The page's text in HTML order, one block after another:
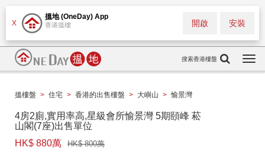
X
搵地 (OneDay) App
香港搵樓 安裝
開啟
搜索香港樓盤
搵樓盤 > 住宅 > 香港的出售樓盤 > 大嶼山 > 愉景灣
4房2廁,實用率高,星級會所愉景灣 5期頤峰 菘
山閣(7座)出售單位
HK$ 880萬
HK$ 800萬